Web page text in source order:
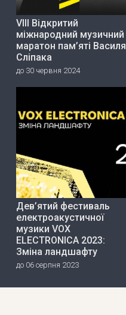
VIII Відкритий
міжнародний музичний
маратон пам’яті Василя
Сліпака
до 30 червня 2024
Дев’ятий фестиваль
електроакустичної
музики VOX
ELECTRONICA 2023:
Зміна ландшафту
до 06 серпня 2023